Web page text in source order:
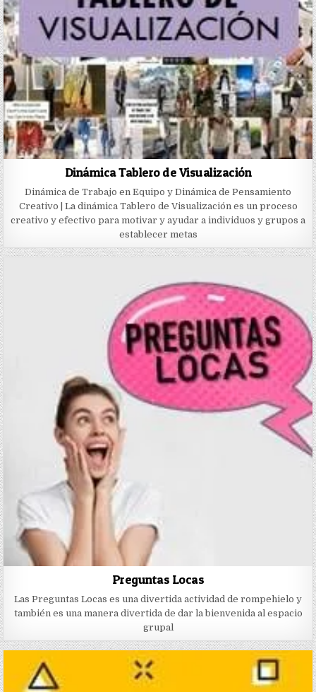
Dinámica Tablero de Visualización
Dinámica de Trabajo en Equipo y Dinámica de Pensamiento
Creativo | La dinámica Tablero de Visualización es un proceso
creativo y efectivo para motivar y ayudar a individuos y grupos a
establecer metas
Preguntas Locas
Las Preguntas Locas es una divertida actividad de rompehielo y
también es una manera divertida de dar la bienvenida al espacio
grupal